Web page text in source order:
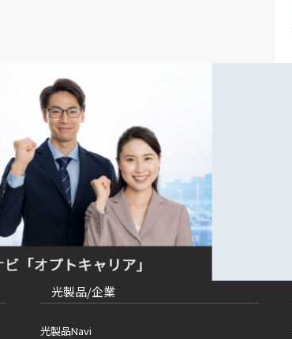
光製品/企業
光製品Navi